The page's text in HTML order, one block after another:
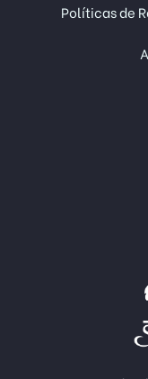
Políticas de